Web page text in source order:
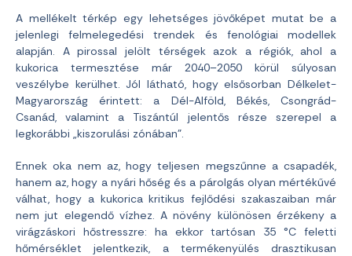
A mellékelt térkép egy lehetséges jövőképet mutat be a
jelenlegi felmelegedési trendek és fenológiai modellek
alapján. A pirossal jelölt térségek azok a régiók, ahol a
kukorica termesztése már 2040–2050 körül súlyosan
veszélybe kerülhet. Jól látható, hogy elsősorban Délkelet-
Magyarország érintett: a Dél-Alföld, Békés, Csongrád-
Csanád, valamint a Tiszántúl jelentős része szerepel a
legkorábbi „kiszorulási zónában”.
Ennek oka nem az, hogy teljesen megszűnne a csapadék,
hanem az, hogy a nyári hőség és a párolgás olyan mértékűvé
válhat, hogy a kukorica kritikus fejlődési szakaszaiban már
nem jut elegendő vízhez. A növény különösen érzékeny a
virágzáskori hőstresszre: ha ekkor tartósan 35 °C feletti
hőmérséklet jelentkezik, a termékenyülés drasztikusan